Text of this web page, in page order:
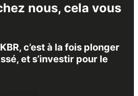
nous, cela vous
c’est à la fois plonger
et s’investir pour le